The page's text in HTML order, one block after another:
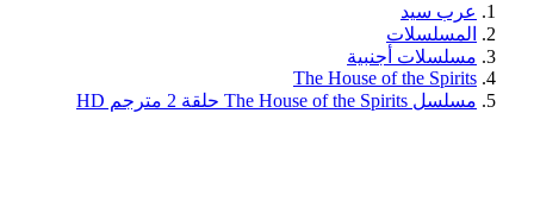
عرب سيد
المسلسلات
مسلسلات أجنبية
The House of the Spirits
مسلسل The House of the Spirits حلقة 2 مترجم HD